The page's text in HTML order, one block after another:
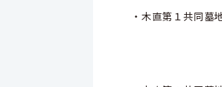
・木直第１共同
総面積
区画